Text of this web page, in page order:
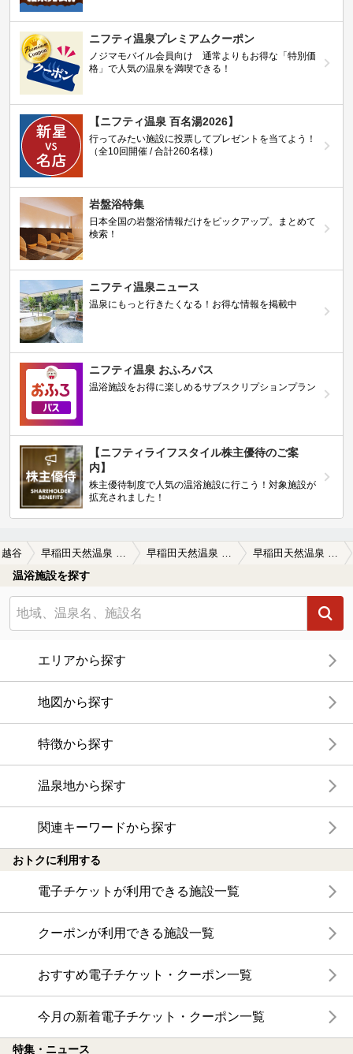
ニフティ温泉プレミアムクーポン
ノジマモバイル会員向け 通常よりもお得な「特別価
格」で人気の温泉を満喫できる！
【ニフティ温泉 百名湯2026】
行ってみたい施設に投票してプレゼントを当てよう！
（全10回開催 / 合計260名様）
岩盤浴特集
日本全国の岩盤浴情報だけをピックアップ。まとめて
検索！
ニフティ温泉ニュース
温泉にもっと行きたくなる！お得な情報を掲載中
ニフティ温泉 おふろパス
温浴施設をお得に楽しめるサブスクリプションプラン
【ニフティライフスタイル株主優待のご案
内】
株主優待制度で人気の温浴施設に行こう！対象施設が
拡充されました！
越谷 早稲田天然温泉 めぐみの湯(閉館しました) 早稲田天然温泉 めぐみの湯(閉館しました)の口コミ一覧 早稲田天然温泉 めぐみの湯(閉館しました)の口コミ まさに「こういうのでいいんだよ」と言い…
温浴施設を探す
エリアから探す
地図から探す
特徴から探す
温泉地から探す
関連キーワードから探す
おトクに利用する
電子チケットが利用できる施設一覧
クーポンが利用できる施設一覧
おすすめ電子チケット・クーポン一覧
今月の新着電子チケット・クーポン一覧
特集・ニュース